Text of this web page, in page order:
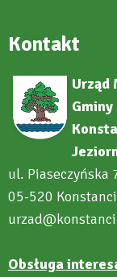
Kontakt
Urząd
Gminy
ul. Piaseczyńska
05-520
Obsługa